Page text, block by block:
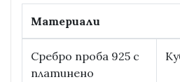
Материали
Сребро проба 925 с
платинено